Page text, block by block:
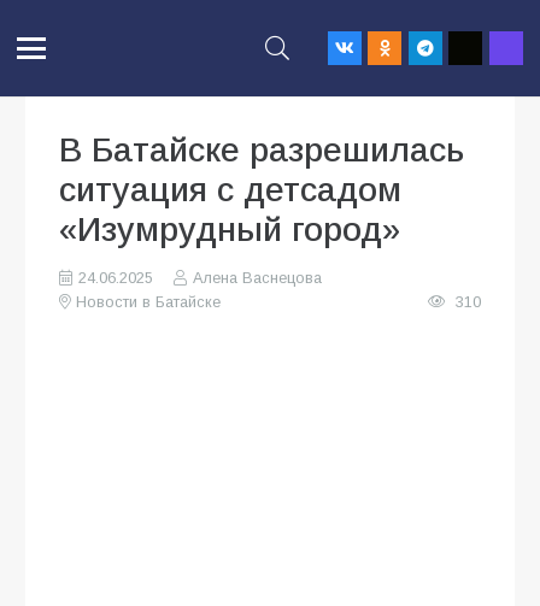
В Батайске разрешилась
ситуация с детсадом
«Изумрудный город»
24.06.2025
Алена Васнецова
Новости в Батайске
310